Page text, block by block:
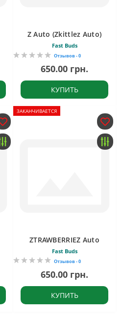
Z Auto (Zkittlez Auto)
Fast Buds
Отзывов - 0
650.00 грн.
КУПИТЬ
ЗАКАНЧИВАЕТСЯ
ZTRAWBERRIEZ Auto
Fast Buds
Отзывов - 0
650.00 грн.
КУПИТЬ